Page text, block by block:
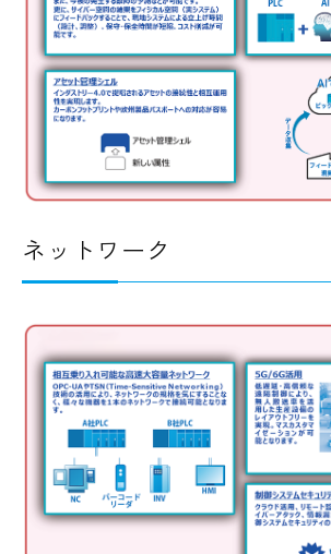
ネットワーク